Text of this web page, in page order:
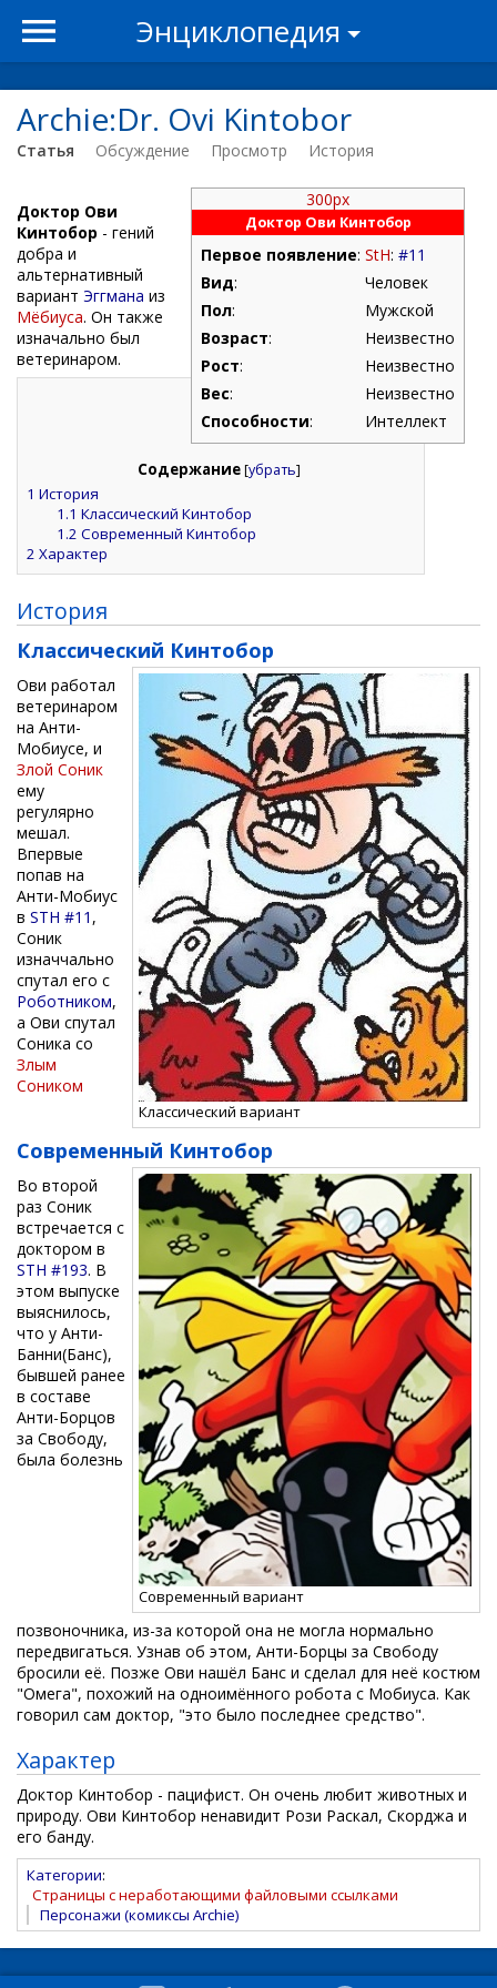
Энциклопедия
Archie:Dr. Ovi Kintobor
Статья Обсуждение Просмотр История
300px
Доктор Ови Кинтобор
Первое появление: StH: #11
Вид:
Человек
Пол:
Мужской
Возраст:
Неизвестно
Рост:
Неизвестно
Вес:
Неизвестно
Способности: Интеллект
Доктор Ови
Кинтобор - гений
добра и
альтернативный
вариант Эггмана из
Мёбиуса. Он также
изначально был
ветеринаром.
Содержание[убрать]
1 История
1.1 Классический Кинтобор
1.2 Современный Кинтобор
2 Характер
История
Классический Кинтобор
Классический вариант
Ови работал
ветеринаром
на Анти-
Мобиусе, и
Злой Соник
ему
регулярно
мешал.
Впервые
попав на
Анти-Мобиус
в STH #11 ,
Соник
изначчально
спутал его с
Роботником,
а Ови спутал
Соника со
Злым
Соником
Современный Кинтобор
Современный вариант
Во второй
раз Соник
встречается с
доктором в
STH #193. В
этом выпуске
выяснилось,
что у Анти-
Банни(Банс),
бывшей ранее
в составе
Анти-Борцов
за Свободу,
была болезнь
позвоночника, из-за которой она не могла нормально
передвигаться. Узнав об этом, Анти-Борцы за Свободу
бросили её. Позже Ови нашёл Банс и сделал для неё костюм
"Омега", похожий на одноимённого робота с Мобиуса. Как
говорил сам доктор, "это было последнее средство".
Характер
Доктор Кинтобор - пацифист. Он очень любит животных и
природу. Ови Кинтобор ненавидит Рози Раскал, Скорджа и
его банду.
Категории:
Страницы с неработающими файловыми ссылками
Персонажи (комиксы Archie)